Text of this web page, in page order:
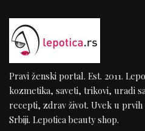
Pravi ženski portal. Est. 2011.
kozmetika, saveti, trikovi, uradi
recepti, zdrav život. Uvek u prvih
Srbiji. Lepotica beauty shop.